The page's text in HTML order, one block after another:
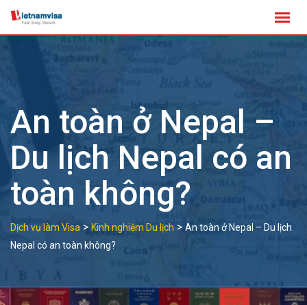
Skip
An toàn ở Nepal –
Du lịch Nepal có an
toàn không?
Dịch vụ làm Visa > Kinh nghiệm Du lịch > An toàn ở Nepal – Du lịch
Nepal có an toàn không?